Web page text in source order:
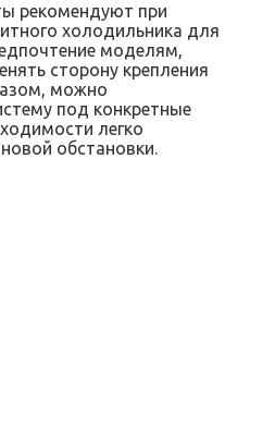
рекомендуют при
холодильника для
моделям,
сторону крепления
можно
под конкретные
легко
обстановки.